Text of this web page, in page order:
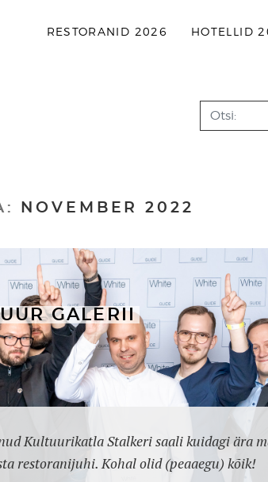
RESTORANID 2026 HOTELLID
Search
NOVEMBER 2022
GALERII
Kultuurikatla Stalkeri saali kuidagi ära
restoranijuhi. Kohal olid (peaaegu) kõik!